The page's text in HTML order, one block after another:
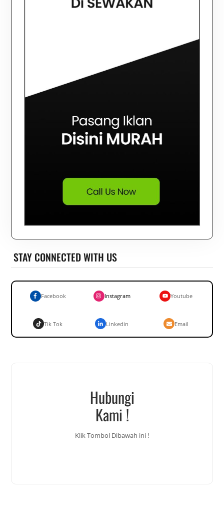
STAY CONNECTED WITH US
Facebook Instagram Youtube
Tik Tok Linkedin Email
Hubungi
Kami !
Klik Tombol Dibawah ini !